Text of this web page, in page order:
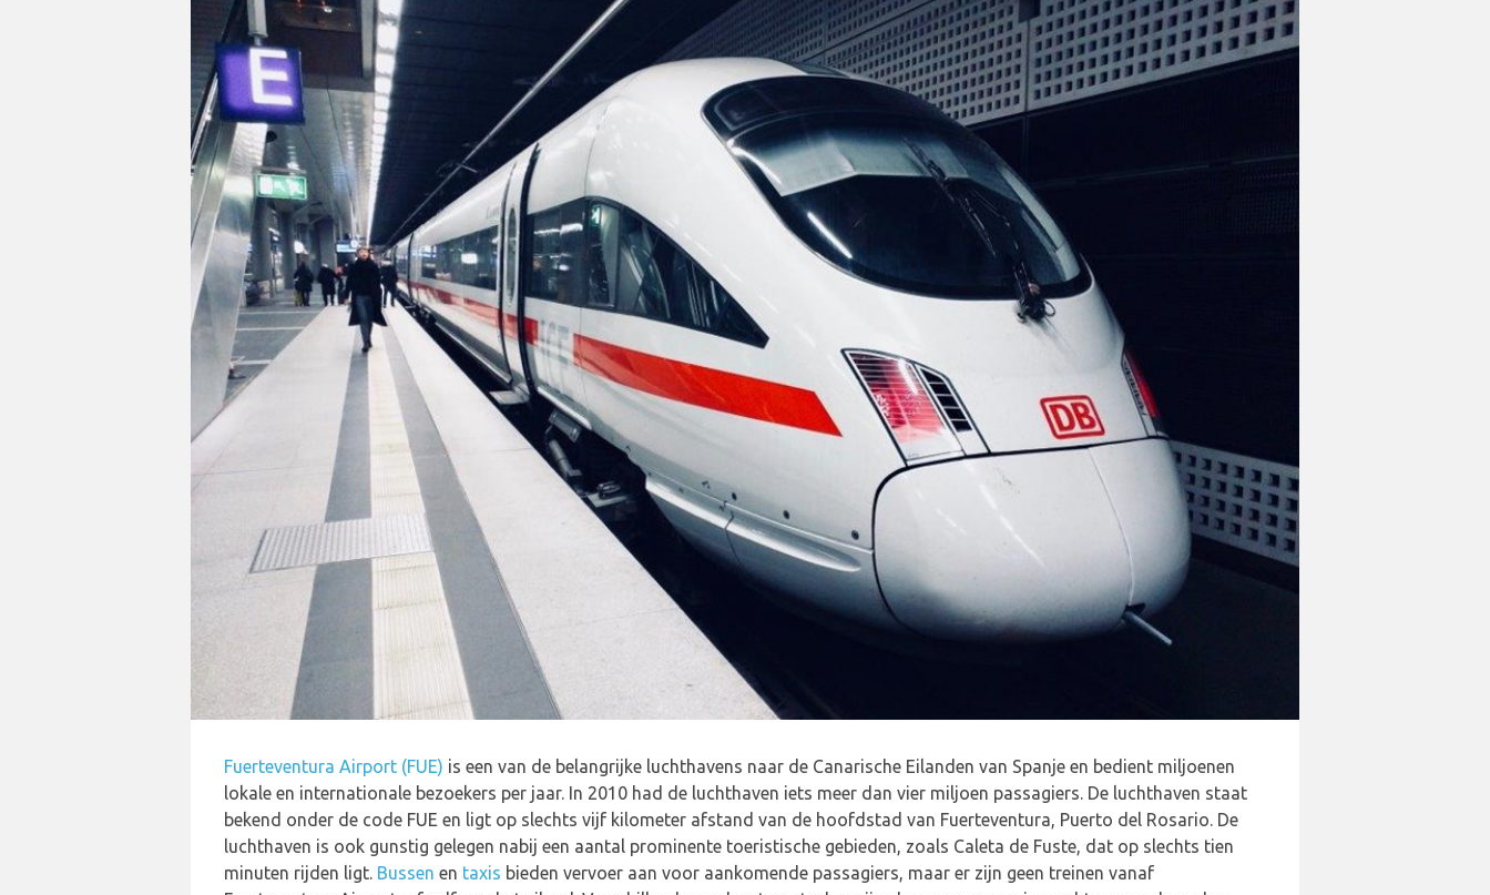
Fuerteventura Airport (FUE) is een van de belangrijke luchthavens naar de Canarische Eilanden van Spanje en bedient miljoenen
lokale en internationale bezoekers per jaar. In 2010 had de luchthaven iets meer dan vier miljoen passagiers. De luchthaven staat
bekend onder de code FUE en ligt op slechts vijf kilometer afstand van de hoofdstad van Fuerteventura, Puerto del Rosario. De
luchthaven is ook gunstig gelegen nabij een aantal prominente toeristische gebieden, zoals Caleta de Fuste, dat op slechts tien
minuten rijden ligt. Bussen en taxis bieden vervoer aan voor aankomende passagiers, maar er zijn geen treinen vanaf